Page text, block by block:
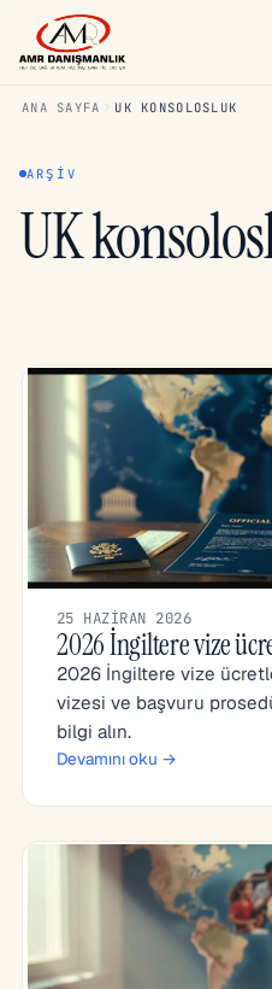
ANA SAYFA UK KONSOLOSLUK
ARŞIV
UK
25 HAZIRAN 2026
2026 İngiltere vize
2026 İngiltere vize
vizesi ve başvuru
bilgi alın.
Devamını oku →